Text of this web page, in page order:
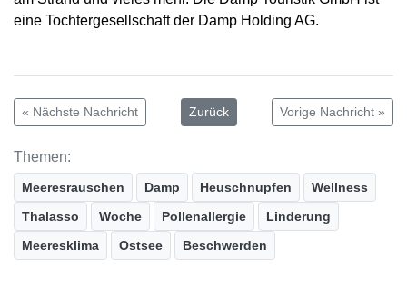
eine Tochtergesellschaft der Damp Holding AG.
« Nächste Nachricht Zurück Vorige Nachricht »
Themen:
Meeresrauschen Damp Heuschnupfen
Wellness
Thalasso
Woche Pollenallergie
Linderung
Meeresklima
Ostsee Beschwerden